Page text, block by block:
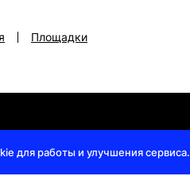
Площадки
для работы и улучшения